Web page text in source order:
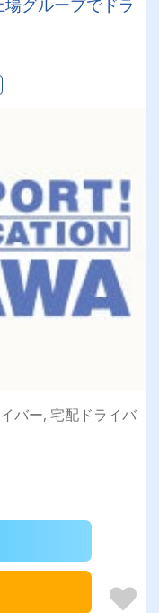
グループでドラ
バー, 宅配ドライバ